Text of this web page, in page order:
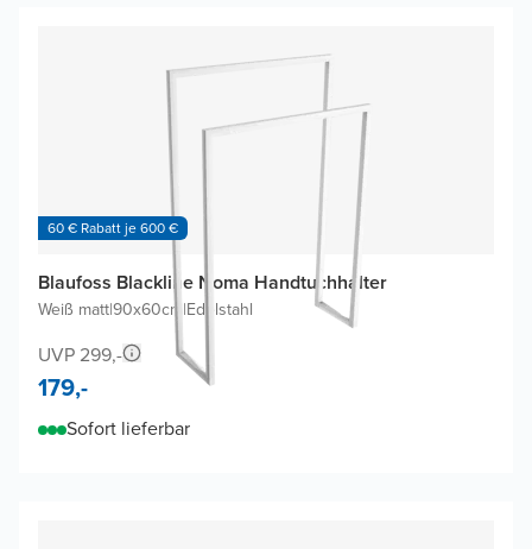
60 € Rabatt je 600 €
Blaufoss Blackline Noma Handtuchhalter
Weiß matt|90x60cm |Edelstahl
UVP 299,-
179,-
Sofort lieferbar